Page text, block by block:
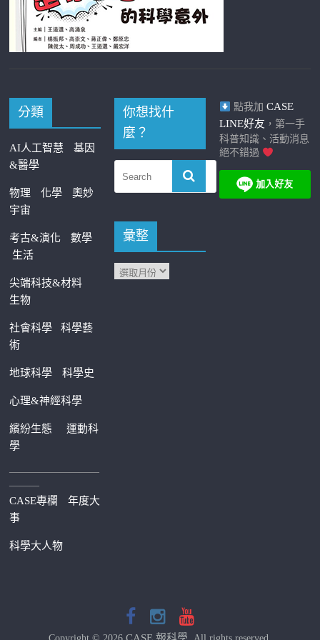
分類
AI人工智慧
基因
&醫學
物理 化學
奧妙
宇宙
考古&演化
數學
生活
尖端科技&材料
生物
社會科學科學藝
術
地球科學 科學史
心理&神經科學
繽紛生態運動科
學
—————————
———
CASE專欄
年度大
事
科學大人物
你想找什
麼？
彙整
點我加 CASE
LINE好友 ，第一手
科普知識、活動消息
絕不錯過